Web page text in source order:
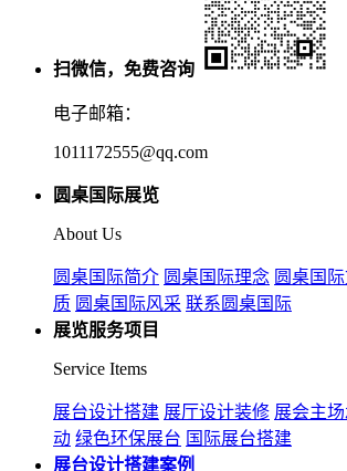
扫微信，免费咨询
电子邮箱：
1011172555@qq.com
圆桌国际展览
About Us
圆桌国际简介 圆桌国际理念 圆桌国
质 圆桌国际风采 联系圆桌国际
展览服务项目
Service Items
展台设计搭建 展厅设计装修 展会主
动 绿色环保展台 国际展台搭建
展台设计搭建案例